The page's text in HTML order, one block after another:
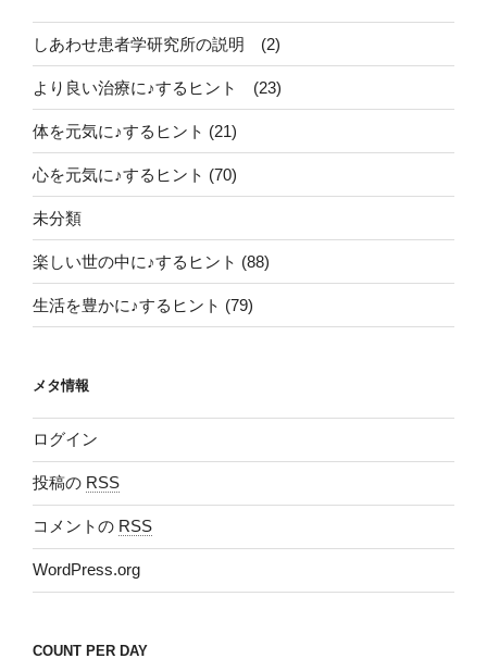
しあわせ患者学研究所の説明 (2)
より良い治療に♪するヒント (23)
体を元気に♪するヒント (21)
心を元気に♪するヒント (70)
未分類
楽しい世の中に♪するヒント (88)
生活を豊かに♪するヒント (79)
メタ情報
ログイン
投稿の RSS
コメントの RSS
WordPress.org
COUNT PER DAY